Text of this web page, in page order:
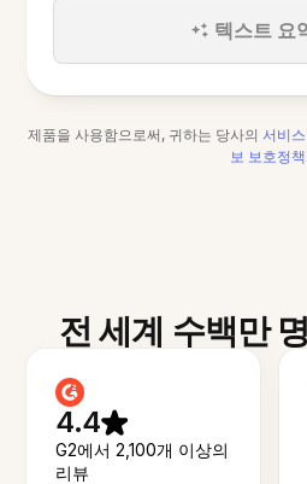
텍스트 요
제품을 사용함으로써, 귀하는 당사의 서비
보 보호정책
전 세계 수백만
4.4
G2에서 2,100개 이상의
리뷰